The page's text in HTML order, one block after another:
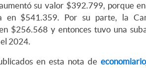
su valor $392.799, porque
en $541.359. Por su parte, la
$256.568 y entonces tuvo una
2024.
en esta nota de